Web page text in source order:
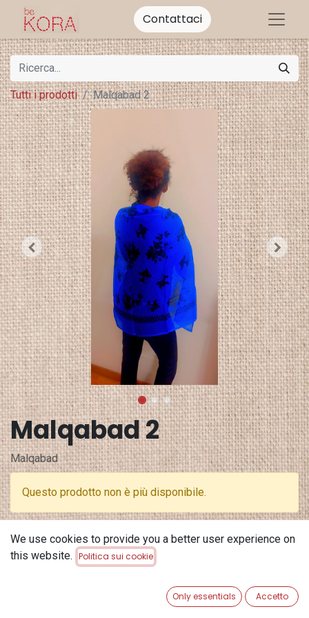
Contattaci
Tutti i prodotti Malqabad 2
Malqabad 2
Malqabad
Questo prodotto non è più disponibile.
Terms and Conditions
Garanzia di rimborso di 30 giorni
Spedizione: 2-3 giorni lavorativi
We use cookies to provide you a better user experience on
this website. Politica sui cookie
Only essentials Accetto